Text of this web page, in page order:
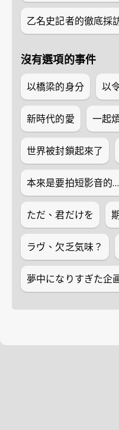
乙名史記者的徹底採
沒有選項的事件
以橋梁的身分 以
新時代的愛 一起
世界被封鎖起來了
本來是要拍短影音的
ただ、君だけを
ラヴ、欠乏気味？
夢中になりすぎた企